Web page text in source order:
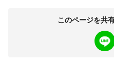
このページを共